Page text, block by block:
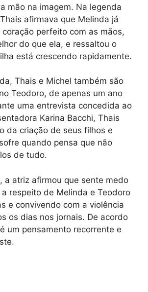
mão na imagem. Na legenda
afirmava que Melinda já
perfeito com as mãos,
do que ela, e ressaltou o
está crescendo rapidamente.
Thais e Michel também são
Teodoro, de apenas um ano
uma entrevista concedida ao
Karina Bacchi, Thais
da criação de seus filhos e
quando pensa que não
de tudo.
a atriz afirmou que sente medo
respeito de Melinda e Teodoro
e convivendo com a violência
os dias nos jornais. De acordo
um pensamento recorrente e